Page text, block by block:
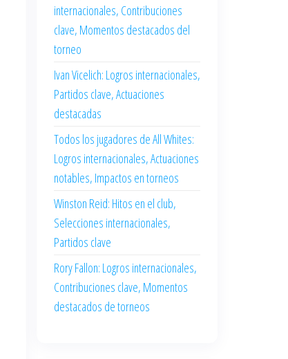
internacionales, Contribuciones
clave, Momentos destacados del
torneo
Ivan Vicelich: Logros internacionales,
Partidos clave, Actuaciones
destacadas
Todos los jugadores de All Whites:
Logros internacionales, Actuaciones
notables, Impactos en torneos
Winston Reid: Hitos en el club,
Selecciones internacionales,
Partidos clave
Rory Fallon: Logros internacionales,
Contribuciones clave, Momentos
destacados de torneos